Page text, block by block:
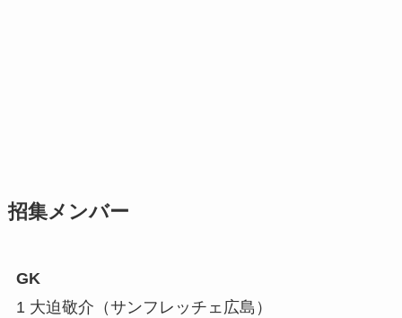
招集メンバー
GK
1 大迫敬介（サンフレッチェ広島）